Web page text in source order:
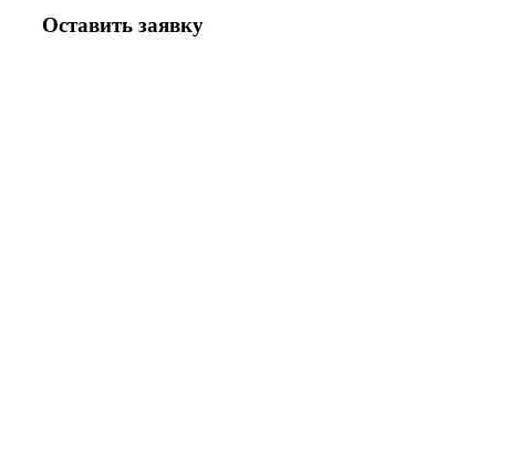
Оставить заявку